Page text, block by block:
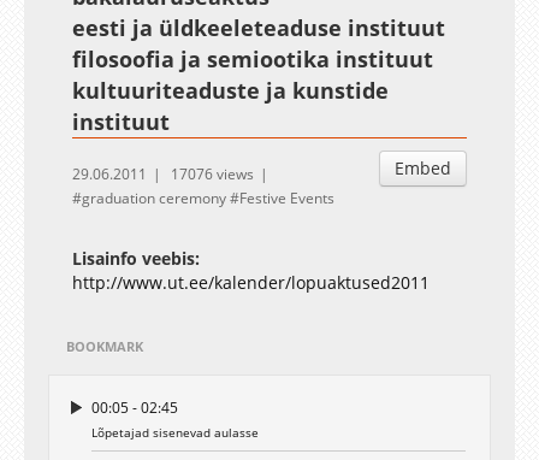
eesti ja üldkeeleteaduse instituut
filosoofia ja semiootika instituut
kultuuriteaduste ja kunstide
instituut
Embed
29.06.2011
17076 views
graduation ceremony
Festive Events
Lisainfo veebis:
http://www.ut.ee/kalender/lopuaktused2011
BOOKMARK
00:05 - 02:45
Lõpetajad sisenevad aulasse